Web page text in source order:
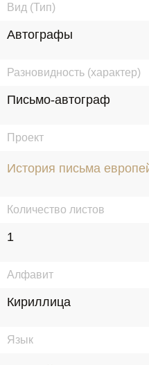
Вид (Тип)
Автографы
Разновидность (характер)
Письмо-автограф
Проект
История письма
Количество листов
1
Алфавит
Кириллица
Язык